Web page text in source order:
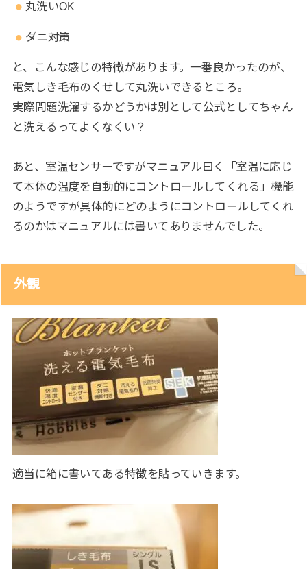
丸洗いOK
ダニ対策
と、こんな感じの特徴があります。一番良かったのが、
電気しき毛布のくせして丸洗いできるところ。
実際問題洗濯するかどうかは別として公式としてちゃん
と洗えるってよくなくい？
あと、室温センサーですがマニュアル曰く「室温に応じ
て本体の温度を自動的にコントロールしてくれる」機能
のようですが具体的にどのようにコントロールしてくれ
るのかはマニュアルには書いてありませんでした。
外観
適当に箱に書いてある特徴を貼っていきます。